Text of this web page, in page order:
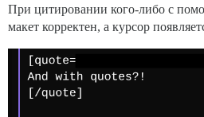
При цитировании кого-либо с
макет корректен, а курсор